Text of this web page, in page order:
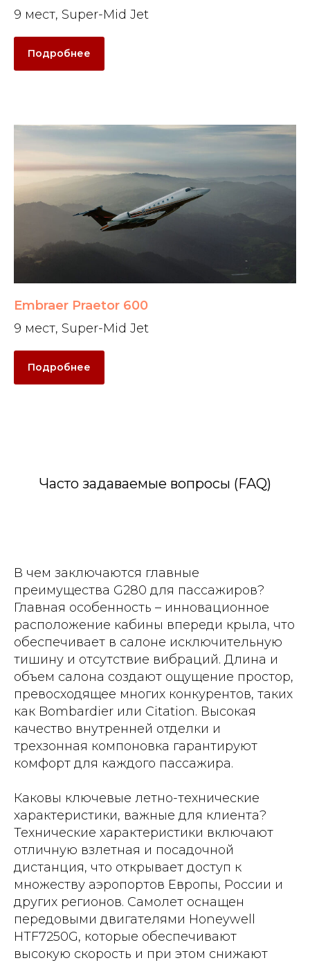
9 мест, Super-Mid Jet
Подробнее
Embraer Praetor 600
9 мест, Super-Mid Jet
Подробнее
Часто задаваемые вопросы (FAQ)
В чем заключаются главные
преимущества G280 для пассажиров?
Главная особенность – инновационное
расположение кабины впереди крыла, что
обеспечивает в салоне исключительную
тишину и отсутствие вибраций. Длина и
объем салона создают ощущение простор,
превосходящее многих конкурентов, таких
как Bombardier или Citation. Высокая
качество внутренней отделки и
трехзонная компоновка гарантируют
комфорт для каждого пассажира.
Каковы ключевые летно-технические
характеристики, важные для клиента?
Технические характеристики включают
отличную взлетная и посадочной
дистанция, что открывает доступ к
множеству аэропортов Европы, России и
других регионов. Самолет оснащен
передовыми двигателями Honeywell
HTF7250G, которые обеспечивают
высокую скорость и при этом снижают